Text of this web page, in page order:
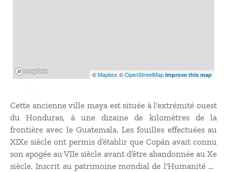
©Mapbox ©OpenStreetMap Improve this map
Cette ancienne ville maya est située à l'extrémité ouest
du Honduras, à une dizaine de kilomètres de la
frontière avec le Guatemala. Les fouilles effectuées au
XIXe siècle ont permis d’établir que Copán avait connu
son apogée au VIIe siècle avant d’être abandonnée au Xe
siècle. Inscrit au patrimoine mondial de l'Humanité de